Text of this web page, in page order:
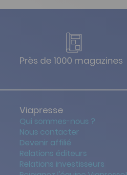
Près de 1000 magazines
Viapresse
Qui sommes-nous ?
Nous contacter
Devenir affilié
Relations éditeurs
Relations investisseurs